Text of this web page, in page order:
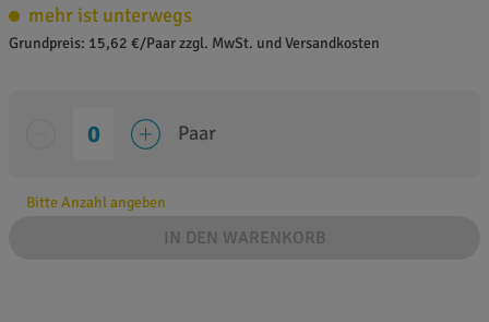
mehr ist unterwegs
Grundpreis: 15,62 €/Paar zzgl. MwSt. und Versandkosten
Paar
Bitte Anzahl angeben
IN DEN WARENKORB